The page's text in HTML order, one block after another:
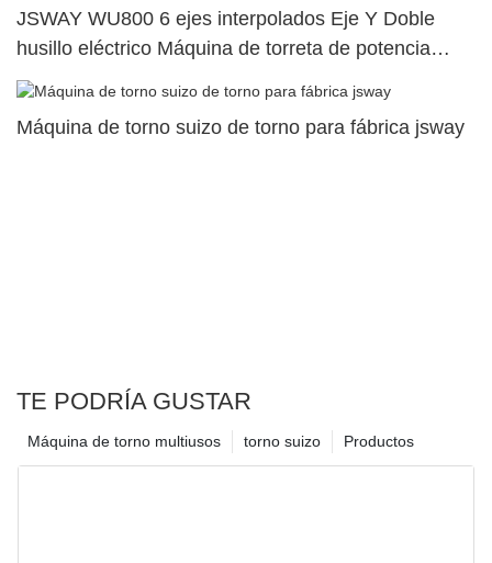
JSWAY WU800 6 ejes interpolados Eje Y Doble
husillo eléctrico Máquina de torreta de potencia
superior dual115
Máquina de torno suizo de torno para fábrica jsway
TE PODRÍA GUSTAR
Productos
torno suizo
Máquina de torno multiusos